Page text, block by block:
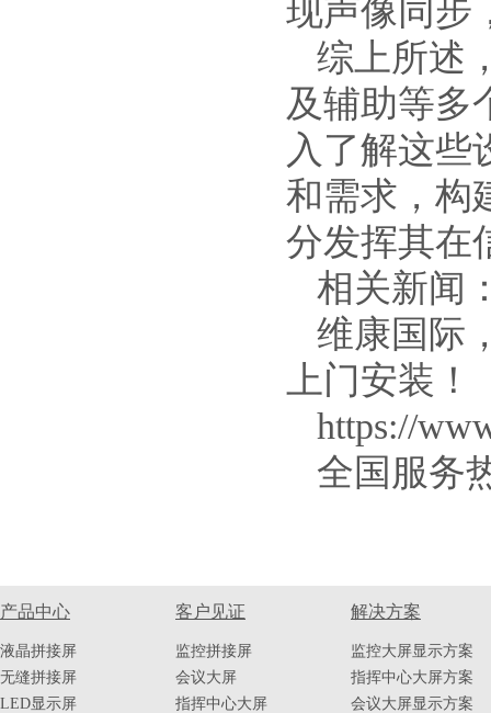
现声像同步
综上所述
及辅助等多
入了解这些
和需求，构
分发挥其在
相关新闻
维康国际
上门安装！
https://
全国服务
产品中心
液晶拼接屏
无缝拼接屏
LED显示屏
客户见证
监控拼接屏
会议大屏
指挥中心大屏
解决方案
监控大屏显示方案
指挥中心大屏方案
会议大屏显示方案